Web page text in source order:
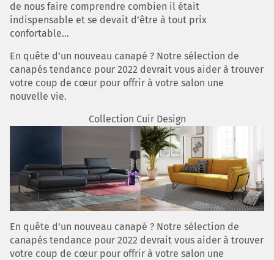
de nous faire comprendre combien il était
indispensable et se devait d’être à tout prix
confortable...
En quête d’un nouveau canapé ? Notre sélection de
canapés tendance pour 2022 devrait vous aider à trouver
votre coup de cœur pour offrir à votre salon une
nouvelle vie.
Collection Cuir Design
En quête d’un nouveau canapé ? Notre sélection de
canapés tendance pour 2022 devrait vous aider à trouver
votre coup de cœur pour offrir à votre salon une